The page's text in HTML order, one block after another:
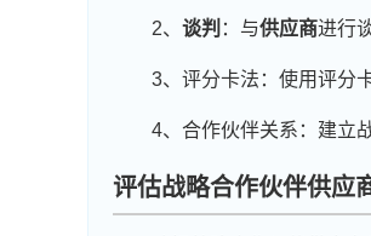
2、 谈判 ：与供应商进行
3、评分卡法：使用评分
4、合作伙伴关系：建立
评估战略合作伙伴供应